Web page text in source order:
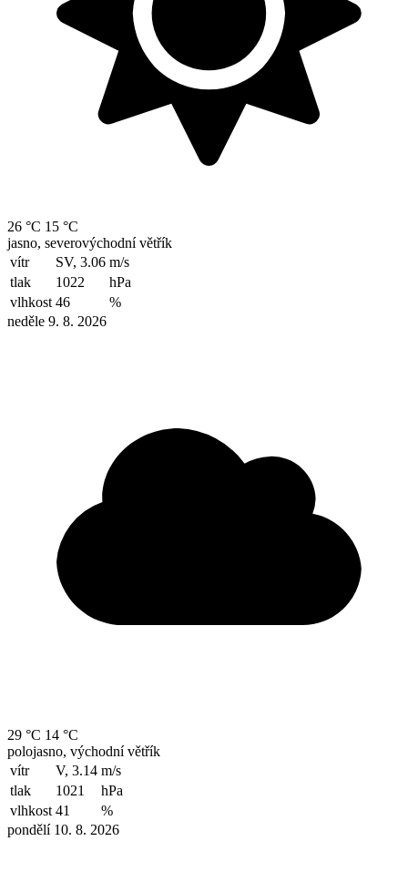
26 °C 15 °C
jasno, severovýchodní větřík
vítr
SV, 3.06 m/s
tlak
1022
hPa
vlhkost 46
%
neděle 9. 8. 2026
29 °C 14 °C
polojasno, východní větřík
vítr
V, 3.14 m/s
tlak
1021
hPa
vlhkost 41
%
pondělí 10. 8. 2026